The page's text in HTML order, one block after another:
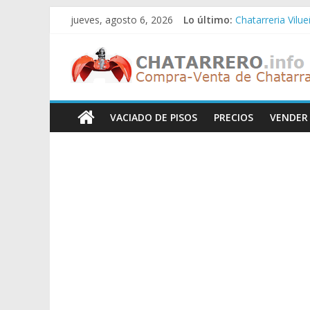
Saltar
contenido
jueves, agosto 6, 2026 Lo último: Chatarreria
Chatarreria
Chatarreria
Chatarreros
–
Precio
VACIADO DE PISOS PRECIOS